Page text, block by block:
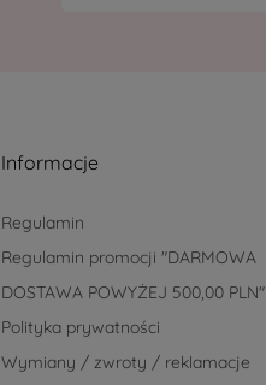
Informacje
Regulamin
Regulamin promocji "DARMOWA
DOSTAWA POWYŻEJ 500,00 PLN"
Polityka prywatności
Wymiany / zwroty / reklamacje